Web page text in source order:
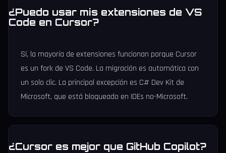
¿Puedo usar mis extensiones de VS
Code en Cursor?
Sí, la mayoría de extensiones funcionan porque Cursor
es un fork de VS Code. La migración es automática con
un solo clic. La principal excepción es C# Dev Kit de
Microsoft, que está bloqueado en IDEs no-Microsoft.
¿Cursor es mejor que GitHub Copilot?